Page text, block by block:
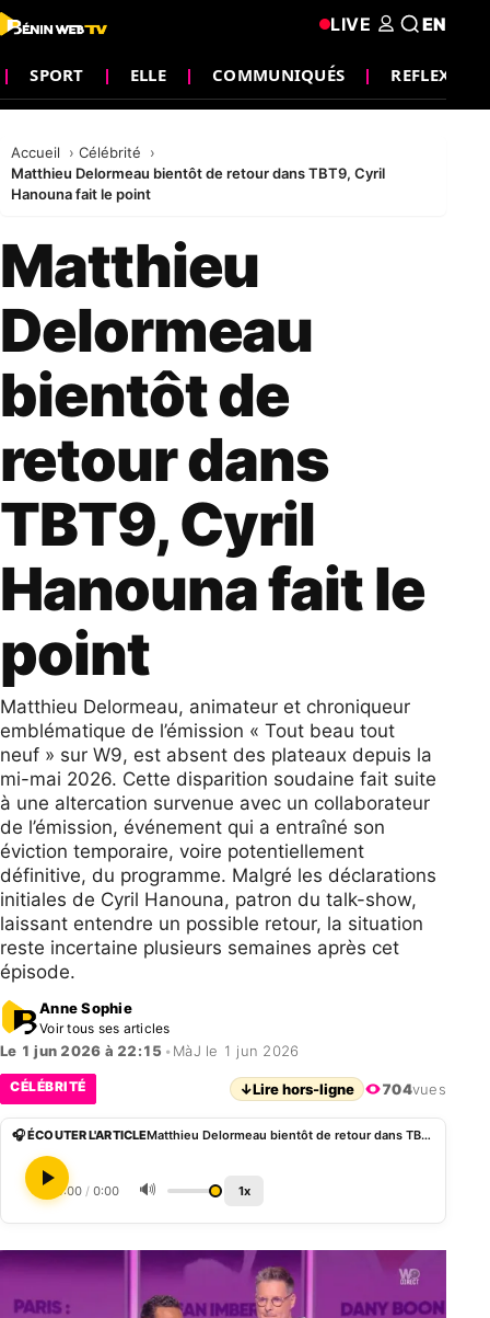
SPORT ELLE COMMUNIQUÉS REFLEXION
LIVE EN
Accueil
Célébrité
Matthieu Delormeau bientôt de retour dans TBT9, Cyril
Hanouna fait le point
Matthieu
Delormeau
bientôt de
retour dans
TBT9, Cyril
Hanouna fait le
point
Matthieu Delormeau, animateur et chroniqueur
emblématique de l’émission « Tout beau tout
neuf » sur W9, est absent des plateaux depuis la
mi-mai 2026. Cette disparition soudaine fait suite
à une altercation survenue avec un collaborateur
de l’émission, événement qui a entraîné son
éviction temporaire, voire potentiellement
définitive, du programme. Malgré les déclarations
initiales de Cyril Hanouna, patron du talk-show,
laissant entendre un possible retour, la situation
reste incertaine plusieurs semaines après cet
épisode.
Anne Sophie
Voir tous ses articles
Le 1 jun 2026 à 22:15 • MàJ le 1 jun 2026
CÉLÉBRITÉ ↓Lire hors-ligne 704vues
🎧 ÉCOUTER L'ARTICLE Matthieu Delormeau bientôt de retour dans TBT9, Cyril Hanouna fait le point
0:00 / 0:00 🔊 1x